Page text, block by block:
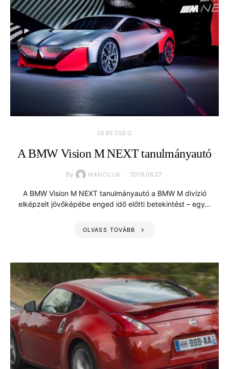
SEBESSÉG
A BMW Vision M NEXT tanulmányautó
By MANCLUB 2019.06.27.
A BMW Vision M NEXT tanulmányautó a BMW M divízió
elképzelt jövőképébe enged idő előtti betekintést – egy…
OLVASS TOVÁBB